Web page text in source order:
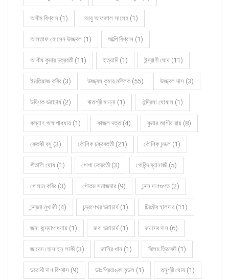
অসীম বিশ্বাস (1) আবু আফজাল সালেহ (1)
আলতাফ হোসেন উজ্জ্বল (1) আল্পি বিশ্বাস (1)
আশীষ কুমার চক্রবর্তী (11) ইত্যাদি (1) ইন্দ্রাণী ঘোষ (11)
ইমতিয়াজ কবির (3) উজ্জ্বল কুমার মল্লিক (55) উজ্জ্বল দাস (3)
উষ্ণিক ভট্টাচার্য (2) ঋতশ্রী মান্না (1) ঐন্দ্রিলা ঘোষাল (1)
কল্যাণ গঙ্গোপাধ্যায় (1) কাজল দত্ত (4) কুমার আশীষ রায় (8)
কেতকী বসু (3) কৌশিক চক্রবর্ত্তী (21) কৌশিক মন্ডল (1)
গীতালি ঘোষ (1) গোপা চক্রবর্তী (3) গোবিন্দ ব্যানার্জী (5)
গোলাম কবির (3) গৌতম সমাজদার (9) চন্দন দাশগুপ্ত (2)
চন্দ্রমা মুখার্জী (4) চন্দ্রশেখর ভট্টাচার্য (1) চিরঞ্জীব হালদার (11)
জনা বন্দ্যোপাধ্যায় (1) জবা ভট্টাচার্য (1) জয়দেব দাস (6)
জায়েদ হোসাইন লাকী (3) জাহির খান (1) ঝিলম ত্রিবেদী (1)
ডরোথী দাশ বিশ্বাস (9) ডাঃ প্রিয়াঙ্কা মন্ডল (1) তনুশ্রী ঘোষ (1)